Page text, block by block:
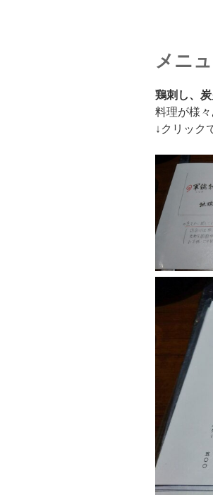
メニ
鶏刺し、
料理が様々
↓クリック